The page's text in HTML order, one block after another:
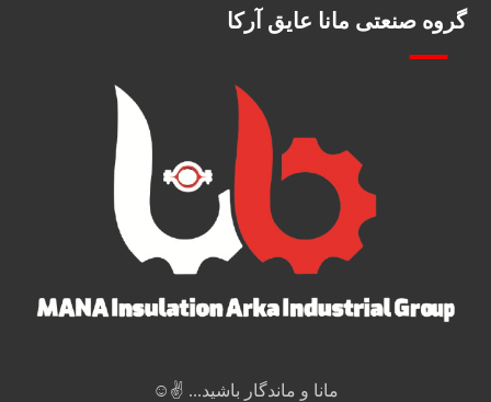
گروه صنعتی مانا عایق آرکا
مانا و ماندگار باشید... ✌️☺️